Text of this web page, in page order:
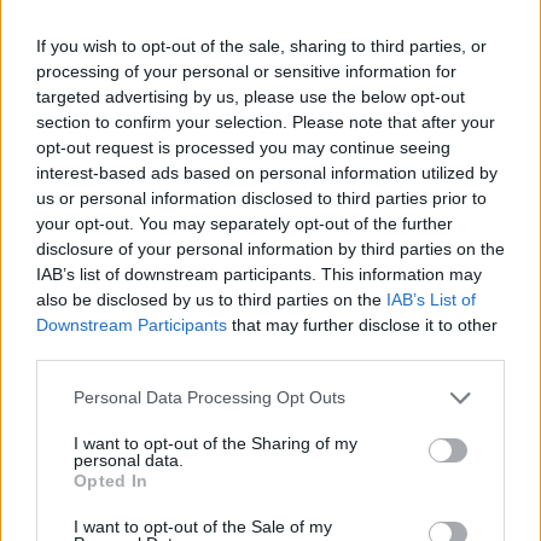
If you wish to opt-out of the sale, sharing to third parties, or
processing of your personal or sensitive information for
targeted advertising by us, please use the below opt-out
section to confirm your selection. Please note that after your
opt-out request is processed you may continue seeing
interest-based ads based on personal information utilized by
us or personal information disclosed to third parties prior to
your opt-out. You may separately opt-out of the further
disclosure of your personal information by third parties on the
IAB’s list of downstream participants. This information may
also be disclosed by us to third parties on the IAB’s List of
Downstream Participants that may further disclose it to other
Please note that this website/app uses one or more Google
not limited to your visit or usage behaviour. You may click to
grant or deny consent to Google and its third-party tags to
use your data for below specified purposes in below Google
consent section.
Personal Data Processing Opt Outs
I want to opt-out of the Sharing of my
personal data.
Opted In
I want to opt-out of the Sale of my
izraelivel készült képet a közösségi médiában
nyilvánosságra hozott.
A vihar azután kezdődött, hogy a kép
Izraelben a hivatalos arab nyelvű oldalon is
megjelent, és feldühítette az egyiptomi
internetezőket. Ramadant a közösségi
médiában hamarosan elárasztották a haragos
üzenetek.
Az egyiptomiakban a több évtizedes béke
ellenére is igen mély Izrael-ellenes érzelmek
élnek, amit az is jelez, hogy sokan
megosztottak egy képet Ramadanról,
amelyen az egyiptomi hadsereg egyenruháját